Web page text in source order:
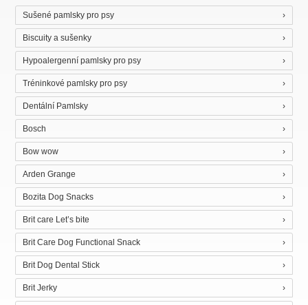
Sušené pamlsky pro psy
Biscuity a sušenky
Hypoalergenní pamlsky pro psy
Tréninkové pamlsky pro psy
Dentální Pamlsky
Bosch
Bow wow
Arden Grange
Bozita Dog Snacks
Brit care Let’s bite
Brit Care Dog Functional Snack
Brit Dog Dental Stick
Brit Jerky